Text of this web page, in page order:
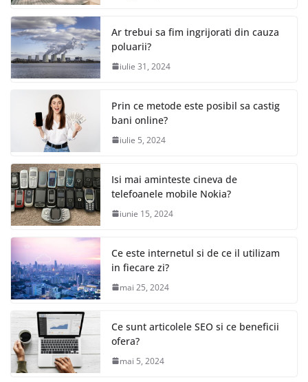
Ar trebui sa fim ingrijorati din cauza
poluarii?
iulie 31, 2024
Prin ce metode este posibil sa castig
bani online?
iulie 5, 2024
Isi mai aminteste cineva de
telefoanele mobile Nokia?
iunie 15, 2024
Ce este internetul si de ce il utilizam
in fiecare zi?
mai 25, 2024
Ce sunt articolele SEO si ce beneficii
ofera?
mai 5, 2024